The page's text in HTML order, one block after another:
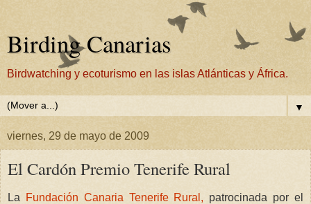
Birding Canarias
Birdwatching y ecoturismo en las islas Atlánticas y África.
▼
viernes, 29 de mayo de 2009
El Cardón Premio Tenerife Rural
La Fundación Canaria Tenerife Rural, patrocinada por el